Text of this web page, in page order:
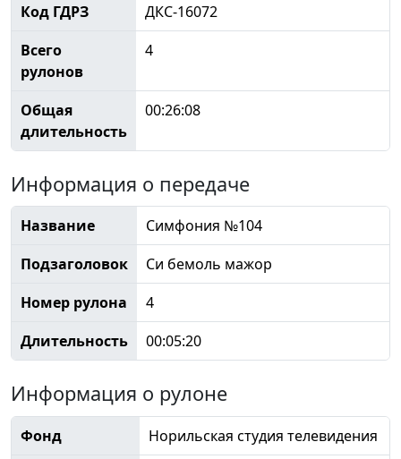
Код ГДРЗ
ДКС-16072
Всего
рулонов
4
Общая
длительность
00:26:08
Информация о передаче
Название
Симфония №104
Подзаголовок
Си бемоль мажор
Номер рулона
4
Длительность
00:05:20
Информация о рулоне
Фонд
Норильская студия телевидения